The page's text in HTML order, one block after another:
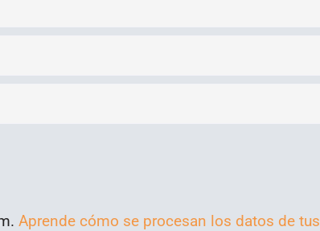
Aprende cómo se procesan los datos de tus